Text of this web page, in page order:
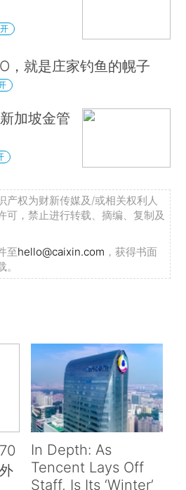
，就是庄家钓鱼的幌子
加坡金管
产权为财新传媒及/或相关权利人
可，禁止进行转载、摘编、复制及
至hello@caixin.com ，获得书面
In Depth: As
Tencent Lays Off
Staff, Is Its ‘Winter’